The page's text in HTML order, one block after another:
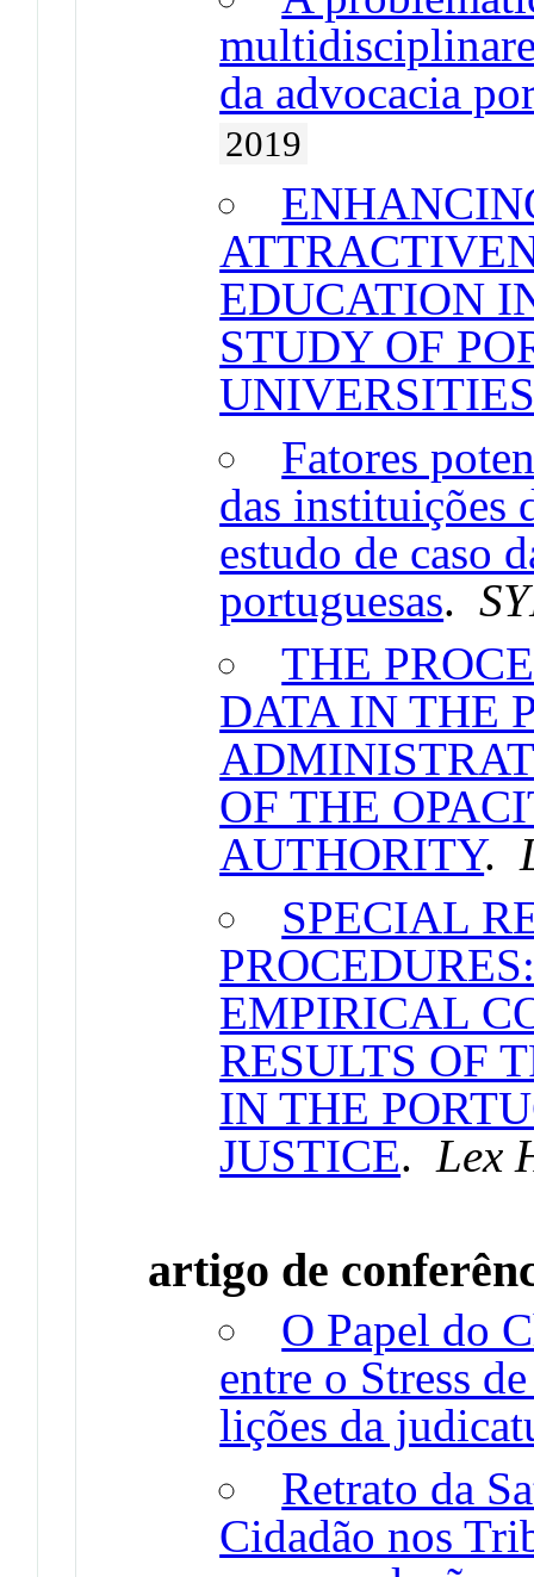
da advocacia
2019
EDUCATION
STUDY OF
Fatores
das instituições
estudo de caso
portuguesas.
THE
DATA IN THE
OF THE
AUTHORITY.
SPECIAL
EMPIRICAL
RESULTS OF
IN THE
JUSTICE.Lex
artigo de
O Papel do
entre o Stress
lições da
Retrato da
Cidadão nos